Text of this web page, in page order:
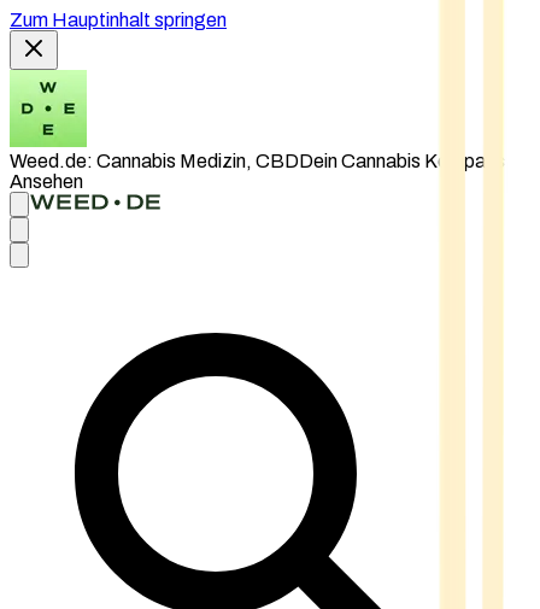
Zum Hauptinhalt springen
Weed.de: Cannabis Medizin, CBDDein Cannabis Kompass
Ansehen